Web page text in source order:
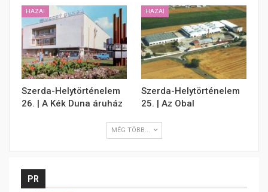
HAZAI
Szerda-Helytörténelem
26. | A Kék Duna áruház
HAZAI
Szerda-Helytörténelem
25. | Az Obal
MÉG TÖBB...
PR